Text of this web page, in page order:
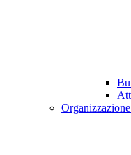
Organizzazione